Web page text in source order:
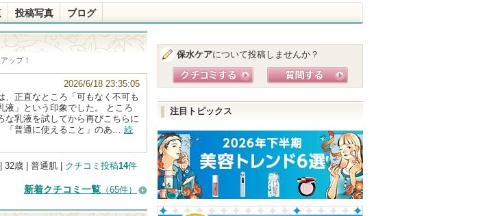
投稿写真 ブログ
ップ！
2026/6/18 23:35:05
、正直なところ「可もなく不可も
液」という印象でした。 ところ
な乳液を試してから再びこちらに
「普通に使えること」のあ… 続
| 32歳 | 普通肌 | クチコミ投稿14件
新着クチコミ一覧 （65件）
保水ケアについて投稿しませんか？
注目トピックス